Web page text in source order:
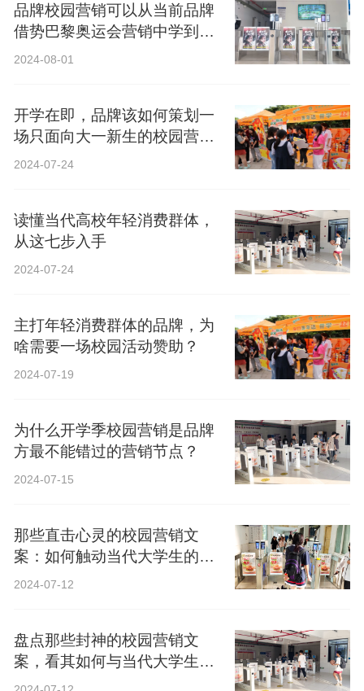
品牌校园营销可以从当前品牌
借势巴黎奥运会营销中学到什
么？
2024-08-01
开学在即，品牌该如何策划一
场只面向大一新生的校园营
销？
2024-07-24
读懂当代高校年轻消费群体，
从这七步入手
2024-07-24
主打年轻消费群体的品牌，为
啥需要一场校园活动赞助？
2024-07-19
为什么开学季校园营销是品牌
方最不能错过的营销节点？
2024-07-15
那些直击心灵的校园营销文
案：如何触动当代大学生的心
弦？
2024-07-12
盘点那些封神的校园营销文
案，看其如何与当代大学生精
神共鸣？